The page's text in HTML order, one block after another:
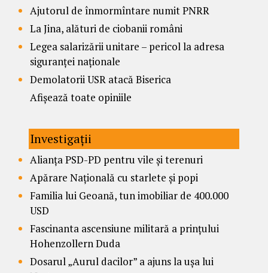
Ajutorul de înmormîntare numit PNRR
La Jina, alături de ciobanii români
Legea salarizării unitare – pericol la adresa
siguranței naționale
Demolatorii USR atacă Biserica
Afișează toate opiniile
Investigații
Alianța PSD-PD pentru vile și terenuri
Apărare Națională cu starlete și popi
Familia lui Geoană, tun imobiliar de 400.000
USD
Fascinanta ascensiune militară a prințului
Hohenzollern Duda
Dosarul „Aurul dacilor” a ajuns la ușa lui